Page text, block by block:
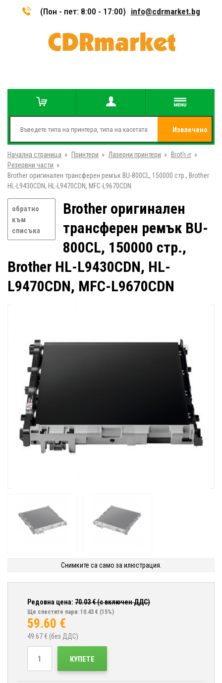
(Пон - пет: 8:00 - 17:00) info@cdrmarket.bg
Извлечено
от
Начална страница » Принтери » Лазерни принтери » Brother »
Резервни части »
Brother оригинален трансферен ремък BU-800CL, 150000 стр., Brother
HL-L9430CDN, HL-L9470CDN, MFC-L9670CDN
обратно
към
списъка
Brother оригинален
трансферен ремък BU-
800CL, 150000 стр.,
Brother HL-L9430CDN, HL-
L9470CDN, MFC-L9670CDN
Снимките са само за илюстрация.
Редовна цена: 70.03€ (с включен ДДС)
Ще спестите пари: 10.43 € (15%)
59.60 €
49.67 € (без ДДС)
КУПЕТЕ